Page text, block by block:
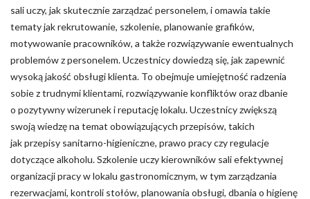
sali uczy, jak skutecznie zarządzać personelem, i omawia takie
tematy jak rekrutowanie, szkolenie, planowanie grafików,
motywowanie pracowników, a także rozwiązywanie ewentualnych
problemów z personelem. Uczestnicy dowiedzą się, jak zapewnić
wysoką jakość obsługi klienta. To obejmuje umiejętność radzenia
sobie z trudnymi klientami, rozwiązywanie konfliktów oraz dbanie
o pozytywny wizerunek i reputację lokalu. Uczestnicy zwiększą
swoją wiedzę na temat obowiązujących przepisów, takich
jak przepisy sanitarno-higieniczne, prawo pracy czy regulacje
dotyczące alkoholu. Szkolenie uczy kierowników sali efektywnej
organizacji pracy w lokalu gastronomicznym, w tym zarządzania
rezerwacjami, kontroli stołów, planowania obsługi, dbania o higienę